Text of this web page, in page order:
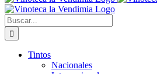
Buscar:
Tintos
Nacionales